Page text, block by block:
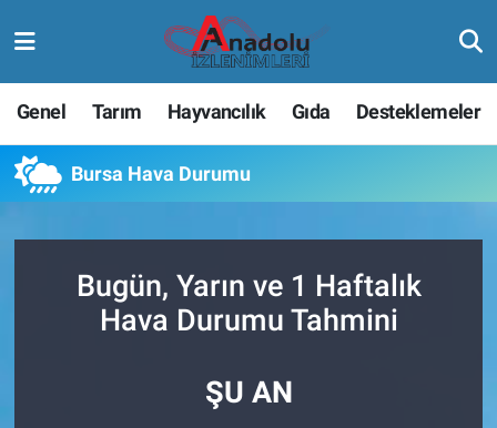
Genel Tarım Hayvancılık Gıda Desteklemeler
Bursa Hava Durumu
Bugün, Yarın ve 1 Haftalık
Hava Durumu Tahmini
ŞU AN